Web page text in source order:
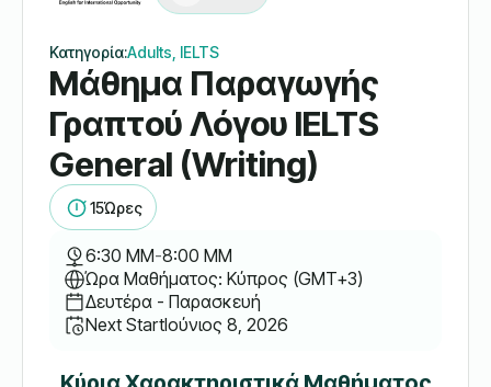
Κατηγορία:Adults, IELTS
Μάθημα Παραγωγής
Γραπτού Λόγου IELTS
General (Writing)
15Ώρες
6:30 ΜΜ-8:00 ΜΜ
Ώρα Μαθήματος: Κύπρος (GMT+3)
Δευτέρα - Παρασκευή
Next StartΙούνιος 8, 2026